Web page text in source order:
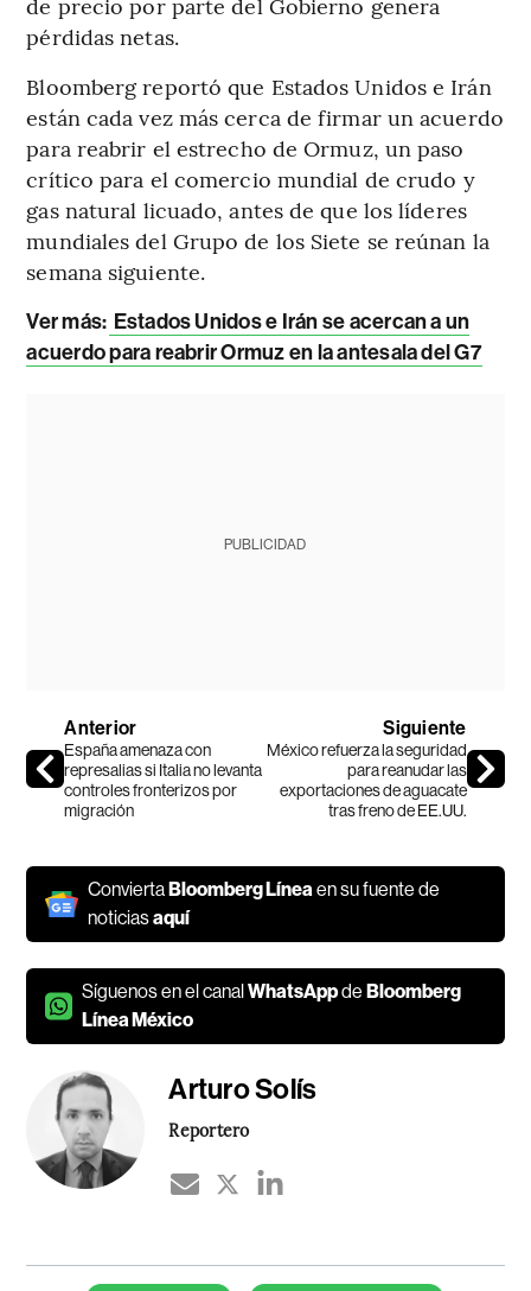
pérdidas netas.
Bloomberg reportó que Estados Unidos e Irán
están cada vez más cerca de firmar un acuerdo
para reabrir el estrecho de Ormuz, un paso
crítico para el comercio mundial de crudo y
gas natural licuado, antes de que los líderes
mundiales del Grupo de los Siete se reúnan la
semana siguiente.
Ver más: Estados Unidos e Irán se acercan a un
acuerdo para reabrir Ormuz en la antesala del G7
PUBLICIDAD
Anterior
España amenaza con
represalias si Italia no levanta
controles fronterizos por
migración
Siguiente
México refuerza la seguridad
para reanudar las
exportaciones de aguacate
tras freno de EE.UU.
ConviertaBloomberg Líneaen su fuente de
noticiasaquí
Síguenos en el canalWhatsAppdeBloomberg
Línea México
Arturo Solís
Reportero